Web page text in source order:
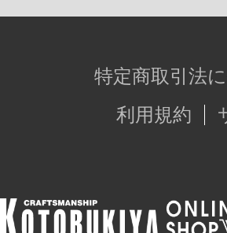
特定商取引法
利用規約